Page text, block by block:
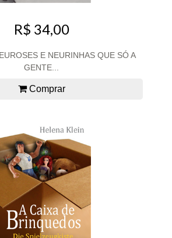
R$ 34,00
E NEURINHAS QUE SÓ A
GENTE...
Comprar